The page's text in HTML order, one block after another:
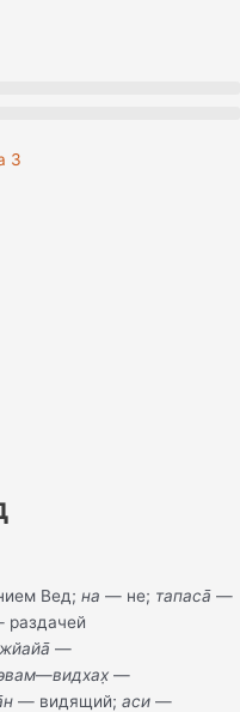
3
Вед; на — не; тапаса̄ —
раздачей
—
—видхах̣ —
— видящий; аси —